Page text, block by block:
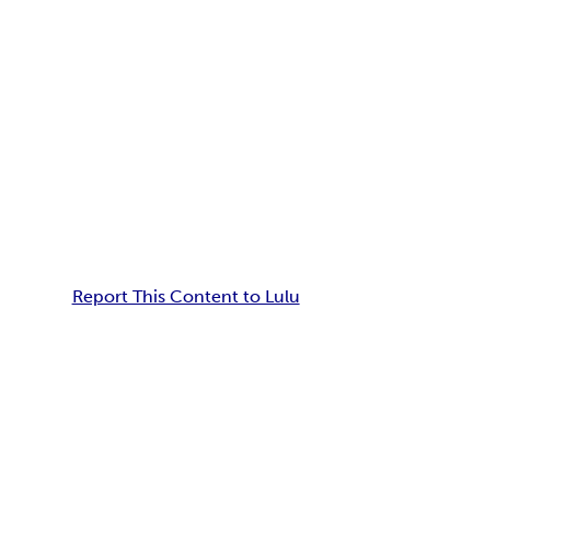
Report This Content to Lulu